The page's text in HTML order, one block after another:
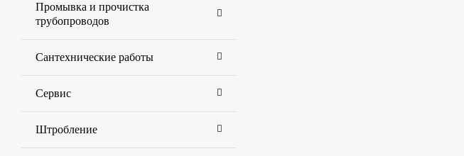
Промывка и прочистка
трубопроводов
Сантехнические работы
Сервис
Штробление